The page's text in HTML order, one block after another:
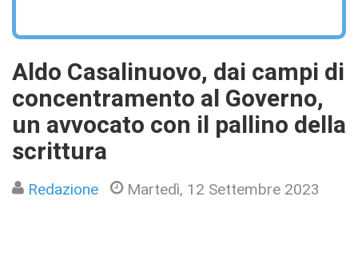
Aldo Casalinuovo, dai campi di
concentramento al Governo,
un avvocato con il pallino della
scrittura
Redazione Martedì, 12 Settembre 2023